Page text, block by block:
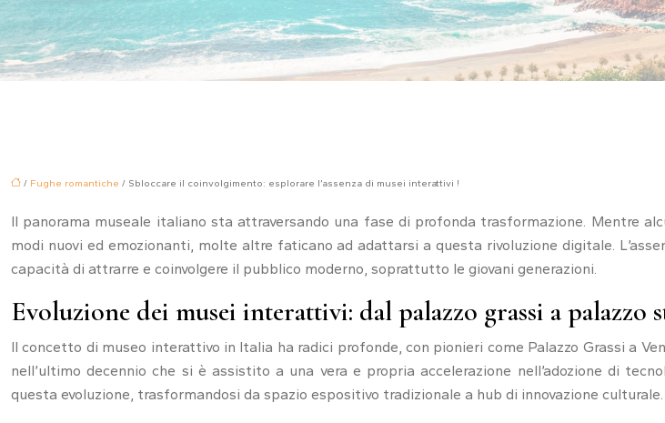
/ Fughe romantiche / Sbloccare il coinvolgimento: esplorare l’assenza di musei interattivi !
Il panorama museale italiano sta attraversando una fase di profonda trasformazione. Mentre
modi nuovi ed emozionanti, molte altre faticano ad adattarsi a questa rivoluzione digitale.
capacità di attrarre e coinvolgere il pubblico moderno, soprattutto le giovani generazioni.
Evoluzione dei musei interattivi: dal palazzo grassi a palazzo
Il concetto di museo interattivo in Italia ha radici profonde, con pionieri come Palazzo Grassi a
nell’ultimo decennio che si è assistito a una vera e propria accelerazione nell’adozione di
questa evoluzione, trasformandosi da spazio espositivo tradizionale a hub di innovazione culturale.